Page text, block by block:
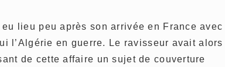
lieu peu après son arrivée en France avec
l’Algérie en guerre. Le ravisseur avait alors
de cette affaire un sujet de couverture